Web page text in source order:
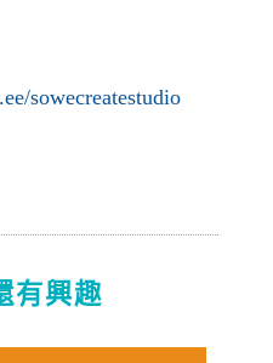
sowecreatestudio
有興趣